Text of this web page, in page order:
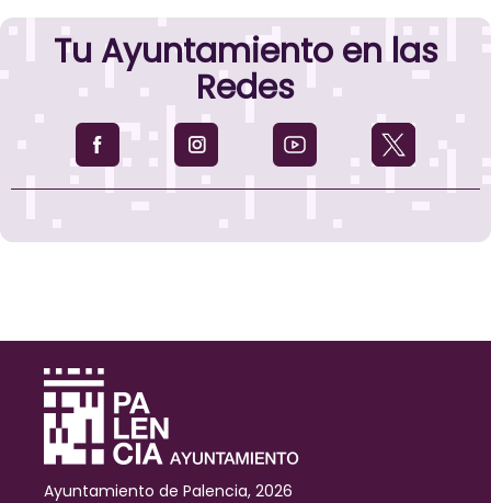
alumnos
pertenecientes
a
educativos
participarán
el
17
abril
la
Educación
Física
en
la
Calle
Tu Ayuntamiento en las
Redes
Ayuntamiento de Palencia, 2026